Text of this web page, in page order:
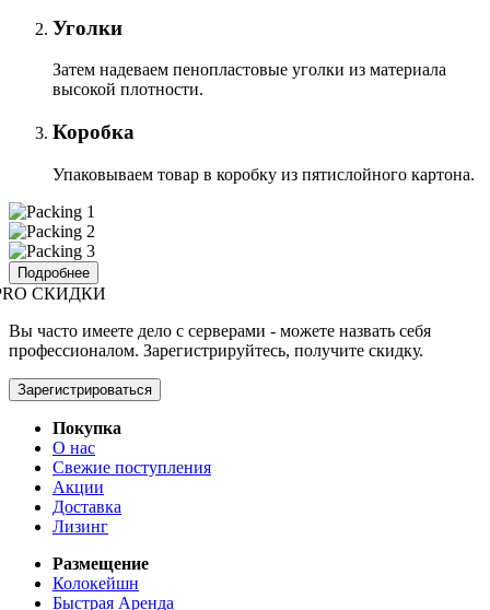
Уголки
Затем надеваем пенопластовые уголки из материала
высокой плотности.
Коробка
Упаковываем товар в коробку из пятислойного картона.
Подробнее
СКИДКИ
Вы часто имеете дело с серверами - можете назвать себя
профессионалом. Зарегистрируйтесь, получите скидку.
Зарегистрироваться
Покупка
О нас
Свежие поступления
Акции
Доставка
Лизинг
Размещение
Колокейшн
Быстрая Аренда